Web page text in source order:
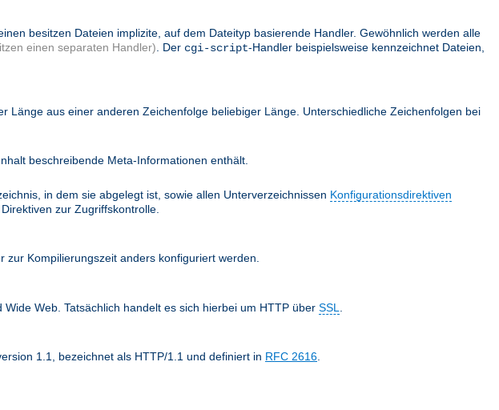
besitzen Dateien implizite, auf dem Dateityp basierende Handler. Gewöhnlich werden alle
einen separaten Handler) . Der cgi-script-Handler beispielsweise kennzeichnet Dateien,
aus einer anderen Zeichenfolge beliebiger Länge. Unterschiedliche Zeichenfolgen bei
beschreibende Meta-Informationen enthält.
in dem sie abgelegt ist, sowie allen Unterverzeichnissen Konfigurationsdirektiven
zur Zugriffskontrolle.
zur Kompilierungszeit anders konfiguriert werden.
Web. Tatsächlich handelt es sich hierbei um HTTP über SSL
1.1, bezeichnet als HTTP/1.1 und definiert in RFC 2616